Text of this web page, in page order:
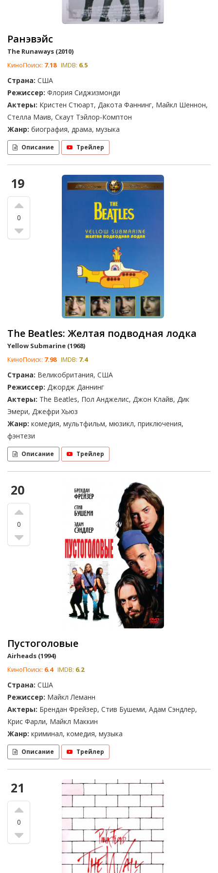
Ранэвэйс
The Runaways (2010)
КиноПоиск: 7.18 IMDB: 6.5
Страна: США
Режиссер: Флория Сиджизмонди
Актеры: Кристен Стюарт, Дакота Фаннинг, Майкл Шеннон,
Стелла Маив, Скаут Тэйлор-Комптон
Жанр: биография, драма, музыка
Описание Трейлер
19
0
The Beatles: Желтая подводная лодка
Yellow Submarine (1968)
КиноПоиск: 7.98 IMDB: 7.4
Страна: Великобритания, США
Режиссер: Джордж Даннинг
Актеры: The Beatles, Пол Анджелис, Джон Клайв, Дик
Эмери, Джефри Хьюз
Жанр: комедия, мультфильм, мюзикл, приключения,
фэнтези
Описание Трейлер
20
0
Пустоголовые
Airheads (1994)
КиноПоиск: 6.4 IMDB: 6.2
Страна: США
Режиссер: Майкл Леманн
Актеры: Брендан Фрейзер, Стив Бушеми, Адам Сэндлер,
Крис Фарли, Майкл Маккин
Жанр: криминал, комедия, музыка
Описание Трейлер
21
0